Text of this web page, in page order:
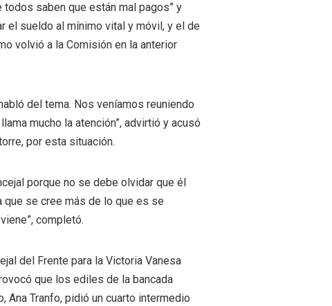
saben que están mal pagos” y
el sueldo al mínimo vital y móvil, y el de
volvió a la Comisión en la anterior
del tema. Nos veníamos reuniendo
mucho la atención”, advirtió y acusó
por esta situación.
porque no se debe olvidar que él
se cree más de lo que es se
completó.
del Frente para la Victoria Vanesa
que los ediles de la bancada
Ana Tranfo, pidió un cuarto intermedio